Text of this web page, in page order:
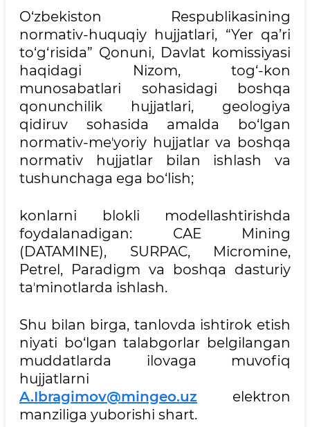
O‘zbekiston Respublikasining
normativ-huquqiy hujjatlari, “Yer qa’ri
to‘g‘risida” Qonuni, Davlat komissiyasi
haqidagi Nizom, tog‘-kon
munosabatlari sohasidagi boshqa
qonunchilik hujjatlari, geologiya
qidiruv sohasida amalda bo‘lgan
normativ-meʼyoriy hujjatlar va boshqa
normativ hujjatlar bilan ishlash va
tushunchaga ega bo‘lish;
konlarni blokli modellashtirishda
foydalanadigan: CAE Mining
(DATAMINE), SURPAC, Micromine,
Petrel, Paradigm va boshqa dasturiy
taʼminotlarda ishlash.
Shu bilan birga, tanlovda ishtirok etish
niyati bo‘lgan talabgorlar belgilangan
muddatlarda ilovaga muvofiq
hujjatlarni
A.Ibragimov@mingeo.uz elektron
manziliga yuborishi shart.